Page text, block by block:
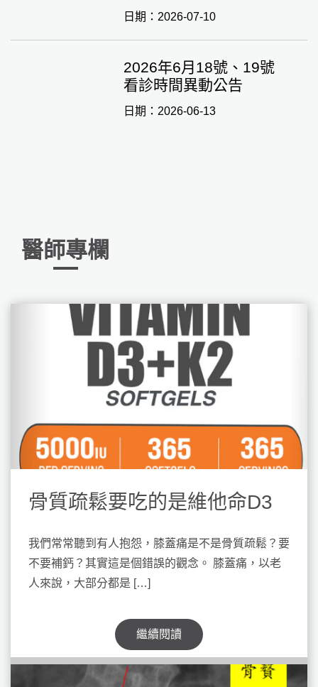
日期：2026-07-10
2026年6月18號、19號
看診時間異動公告
日期：2026-06-13
醫師專欄
骨質疏鬆要吃的是維他命D3
我們常常聽到有人抱怨，膝蓋痛是不是骨質疏鬆？要
不要補鈣？其實這是個錯誤的觀念。 膝蓋痛，以老
人來說，大部分都是 […]
繼續閱讀